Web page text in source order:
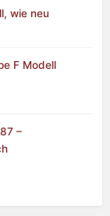
wie neu
F Modell
–